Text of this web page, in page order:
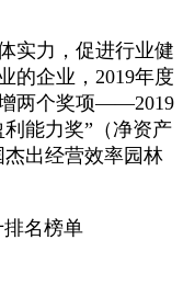
实力，促进行业健
的企业，2019年度
两个奖项——2019
能力奖”（净资产
杰出经营效率园林
排名榜单